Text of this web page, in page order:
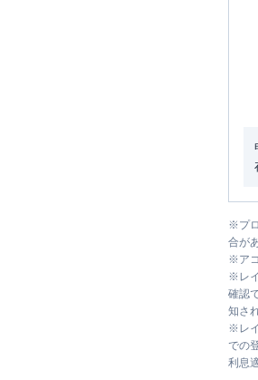
※プ
合が
※ア
※ レ
確認
知さ
※ レ
での
利息